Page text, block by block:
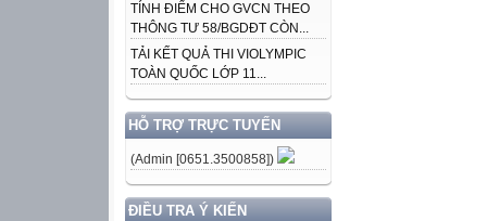
TÍNH ĐIỂM CHO GVCN THEO
THÔNG TƯ 58/BGDĐT CÒN...
TẢI KẾT QUẢ THI VIOLYMPIC
TOÀN QUỐC LỚP 11...
HỖ TRỢ TRỰC TUYẾN
(Admin [0651.3500858])
ĐIỀU TRA Ý KIẾN